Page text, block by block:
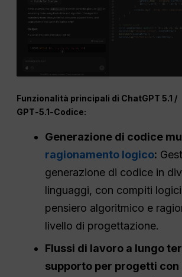
Funzionalità principali di ChatGPT 5.1 /
GPT‑5.1‑Codice:
Generazione di codice
ragionamento logico:
generazione di codice in
linguaggi, con compiti
pensiero algoritmico e
livello di progettazione.
Flussi di lavoro a lungo
supporto per progetti con